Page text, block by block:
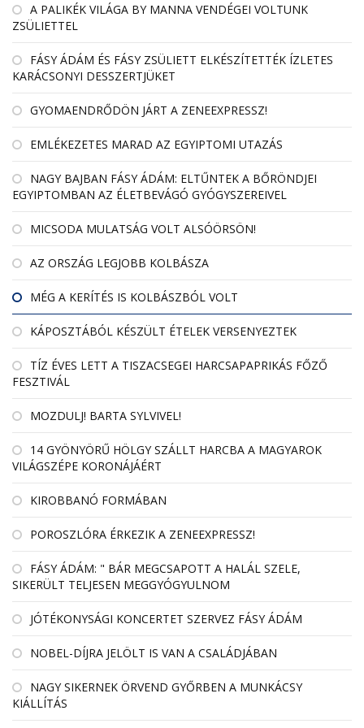
A PALIKÉK VILÁGA BY MANNA VENDÉGEI VOLTUNK
ZSÜLIETTEL
FÁSY ÁDÁM ÉS FÁSY ZSÜLIETT ELKÉSZÍTETTÉK ÍZLETES
KARÁCSONYI DESSZERTJÜKET
GYOMAENDRŐDÖN JÁRT A ZENEEXPRESSZ!
EMLÉKEZETES MARAD AZ EGYIPTOMI UTAZÁS
NAGY BAJBAN FÁSY ÁDÁM: ELTŰNTEK A BŐRÖNDJEI
EGYIPTOMBAN AZ ÉLETBEVÁGÓ GYÓGYSZEREIVEL
MICSODA MULATSÁG VOLT ALSÓÖRSÖN!
AZ ORSZÁG LEGJOBB KOLBÁSZA
MÉG A KERÍTÉS IS KOLBÁSZBÓL VOLT
KÁPOSZTÁBÓL KÉSZÜLT ÉTELEK VERSENYEZTEK
TÍZ ÉVES LETT A TISZACSEGEI HARCSAPAPRIKÁS FŐZŐ
FESZTIVÁL
MOZDULJ! BARTA SYLVIVEL!
14 GYÖNYÖRŰ HÖLGY SZÁLLT HARCBA A MAGYAROK
VILÁGSZÉPE KORONÁJÁÉRT
KIROBBANÓ FORMÁBAN
POROSZLÓRA ÉRKEZIK A ZENEEXPRESSZ!
FÁSY ÁDÁM: " BÁR MEGCSAPOTT A HALÁL SZELE,
SIKERÜLT TELJESEN MEGGYÓGYULNOM
JÓTÉKONYSÁGI KONCERTET SZERVEZ FÁSY ÁDÁM
NOBEL-DÍJRA JELÖLT IS VAN A CSALÁDJÁBAN
NAGY SIKERNEK ÖRVEND GYŐRBEN A MUNKÁCSY
KIÁLLÍTÁS